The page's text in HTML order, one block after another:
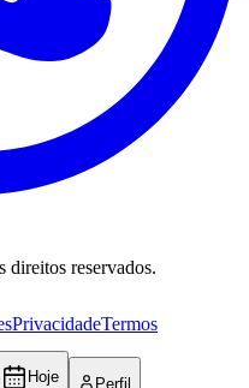
direitos reservados.
PrivacidadeTermos
Hoje Perfil